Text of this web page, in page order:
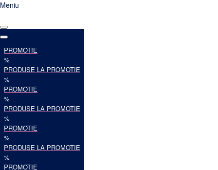
Meniu
PROMOTIE
%
PRODUSE LA PROMOTIE
%
PROMOTIE
%
PRODUSE LA PROMOTIE
%
PROMOTIE
%
PRODUSE LA PROMOTIE
%
PROMOTIE